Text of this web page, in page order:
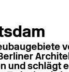
und schlägt